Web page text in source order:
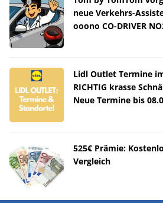
neue Verkehrs-
ooono CO-DRIVER
Lidl Outlet Termine
RICHTIG krasse
Neue Termine bis
525€ Prämie:
Vergleich